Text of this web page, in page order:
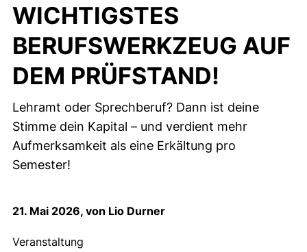
WICHTIGSTES
BERUFSWERKZEUG AUF
DEM PRÜFSTAND!
Lehramt oder Sprechberuf? Dann ist deine
Stimme dein Kapital – und verdient mehr
Aufmerksamkeit als eine Erkältung pro
Semester!
21. Mai 2026, von Lio Durner
Veranstaltung